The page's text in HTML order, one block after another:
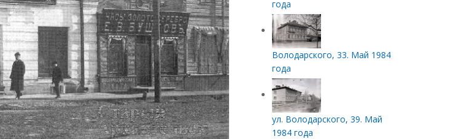
года
Володарского, 33. Май 1984
года
ул. Володарского, 39. Май
1984 года